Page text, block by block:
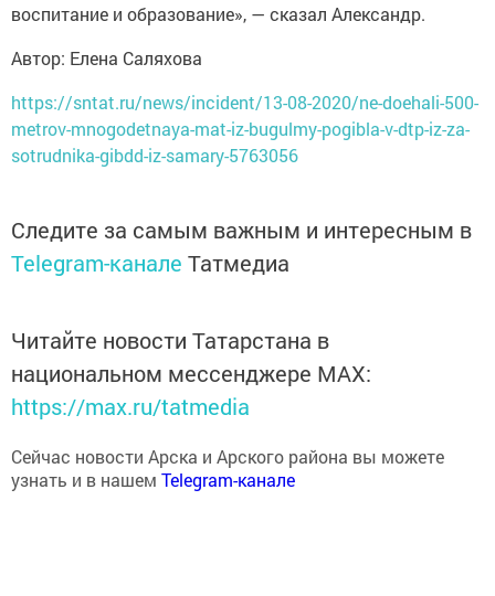
воспитание и образование», — сказал Александр.
Автор: Елена Саляхова
https://sntat.ru/news/incident/13-08-2020/ne-doehali-500-
metrov-mnogodetnaya-mat-iz-bugulmy-pogibla-v-dtp-iz-za-
sotrudnika-gibdd-iz-samary-5763056
Следите за самым важным и интересным в
Telegram-канале Татмедиа
Читайте новости Татарстана в
национальном мессенджере MАХ:
https://max.ru/tatmedia
Сейчас новости Арска и Арского района вы можете
узнать и в нашем Telegram-канале